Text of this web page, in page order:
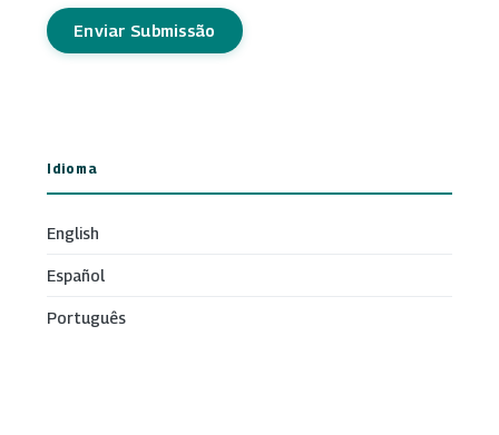
Enviar Submissão
Idioma
English
Español
Português